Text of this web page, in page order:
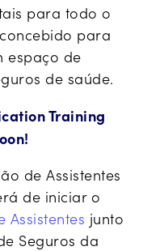
para todo o
para
espaço de
de saúde.
Training
de Assistentes
de iniciar o
Assistentes junto
Seguros da